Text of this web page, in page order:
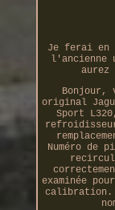
Je ferai en
l'ancienne
aurez
Bonjour,
original
Sport
refroidisseur
Numéro de
examinée
calibration.